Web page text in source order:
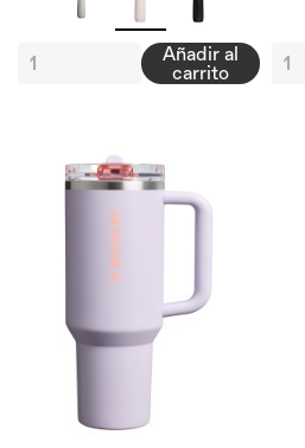
Añadir al
carrito